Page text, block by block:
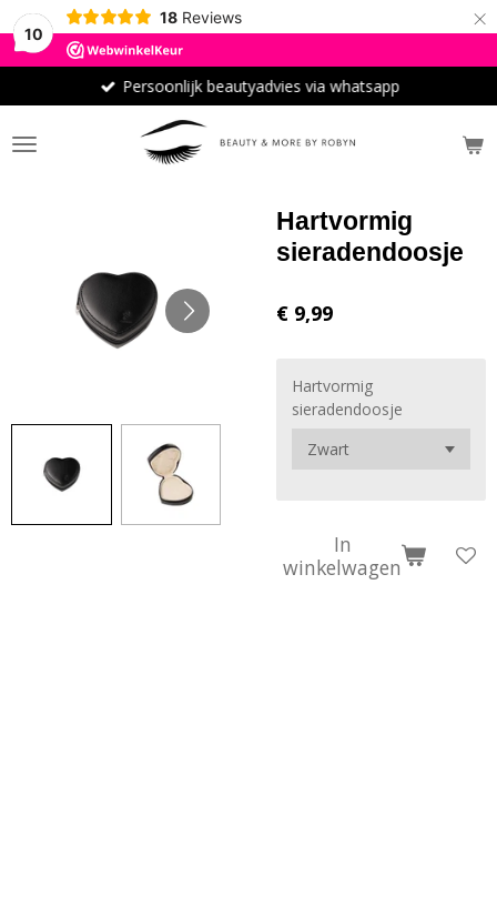
10
18 Reviews ×
Persoonlijk beautyadvies via whatsapp
Hartvormig
sieradendoosje
€ 9,99
Hartvormig
sieradendoosje
In
winkelwagen